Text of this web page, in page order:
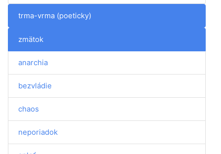
trma-vrma (poeticky)
zmätok
anarchia
bezvládie
chaos
neporiadok